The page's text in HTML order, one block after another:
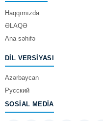
Haqqımızda
ƏLAQƏ
Ana səhifə
DIL VERSIYASI
Azərbaycan
Русский
SOSIAL MEDIA